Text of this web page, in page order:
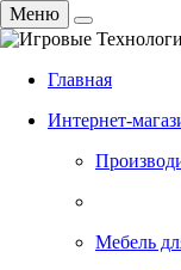
Меню
Главная
Интернет-
Мебель